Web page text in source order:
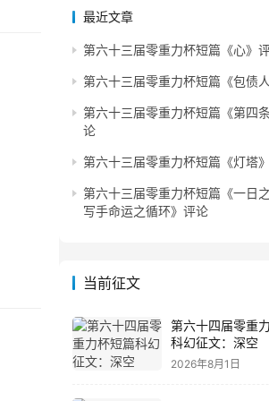
最近文章
第六十三届零重力杯短篇《心》
第六十三届零重力杯短篇《包债
第六十三届零重力杯短篇《第四
论
第六十三届零重力杯短篇《灯塔
第六十三届零重力杯短篇《一日
写手命运之循环》评论
当前征文
第六十四届零重
科幻征文：深空
2026年8月1日